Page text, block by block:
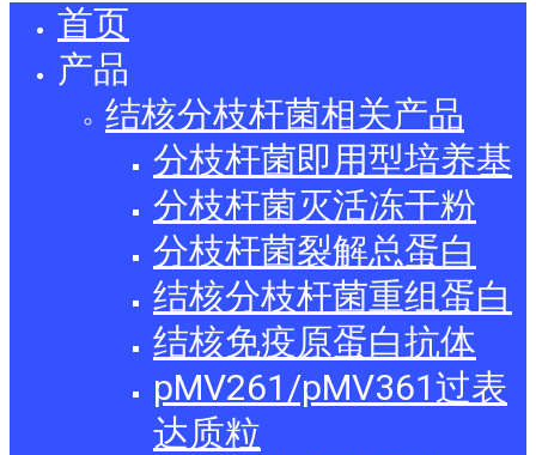
首页
产品
结核分枝杆菌相关产品
分枝杆菌即用型培养基
分枝杆菌灭活冻干粉
分枝杆菌裂解总蛋白
结核分枝杆菌重组蛋白
结核免疫原蛋白抗体
pMV261/pMV361过表
达质粒